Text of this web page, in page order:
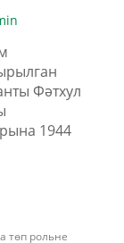
Фәтхул
1944